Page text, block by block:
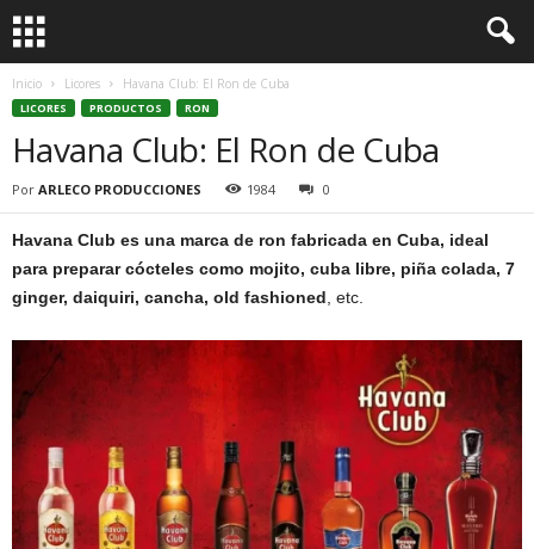
Inicio Licores Havana Club: El Ron de Cuba
LICORES PRODUCTOS RON
Havana Club: El Ron de Cuba
Por ARLECO PRODUCCIONES 1984 0
Havana Club es una marca de ron fabricada en Cuba, ideal
para preparar cócteles como mojito, cuba libre, piña colada, 7
ginger, daiquiri, cancha, old fashioned , etc.